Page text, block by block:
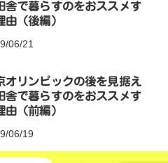
舎で暮らすのをおススメす
由（後編）
06/21
オリンピックの後を見据え
舎で暮らすのをおススメす
由（前編）
06/19